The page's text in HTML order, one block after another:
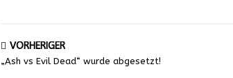
VORHERIGER
„Ash vs Evil Dead“ wurde abgesetzt!